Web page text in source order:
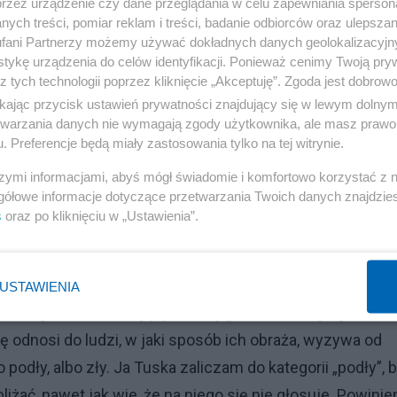
dzisiaj to odwrócenie mamy. Ale jeżeli jest partner typu
to z takim człowiekiem walczymy na ulicy, bo to jest
(piątek, 23 br. - red.) ma się dużo dziać w związku z
mediach społecznościowych, że obawia się między
i będą robili straszne burdy. Co pan w
kompletnie niewiarygodny. Od wielu lat, powtarzam, że
Łgarz, nieszanujący żadnej godności drugiego
odnosi do ludzi, w jaki sposób ich obraża, wyzywa od
albo zły. Ja Tuska zaliczam do kategorii „podły”,
treści, pomiar reklam i treści, badanie odbiorców oraz
Partnerzy możemy używać dokładnych danych
urządzenia do celów identyfikacji. Ponieważ cenimy Twoją
tych technologii poprzez kliknięcie „Akceptuję”. Zgoda jest
przycisk ustawień prywatności znajdujący się w lewym
danych nie wymagają zgody użytkownika, ale masz
Preferencje będą miały zastosowania tylko na tej witrynie.
informacjami, abyś mógł świadomie i komfortowo korzystać z
informacje dotyczące przetwarzania Twoich danych
oraz po kliknięciu w „Ustawienia”.
USTAWIENIA